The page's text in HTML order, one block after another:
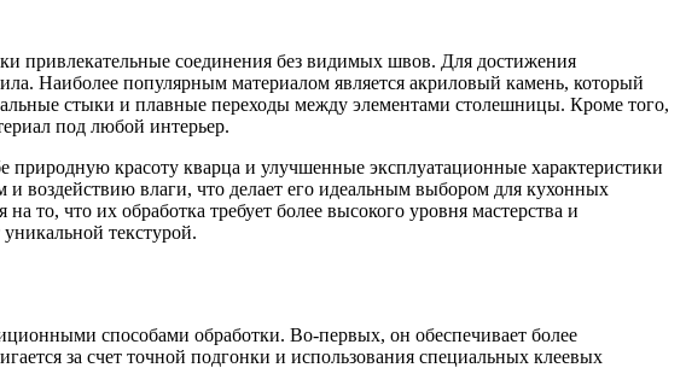
привлекательные соединения без видимых швов. Для достижения
Наиболее популярным материалом является акриловый камень, который
стыки и плавные переходы между элементами столешницы. Кроме того,
под любой интерьер.
красоту кварца и улучшенные эксплуатационные характеристики
воздействию влаги, что делает его идеальным выбором для кухонных
то, что их обработка требует более высокого уровня мастерства и
текстурой.
способами обработки. Во-первых, он обеспечивает более
за счет точной подгонки и использования специальных клеевых